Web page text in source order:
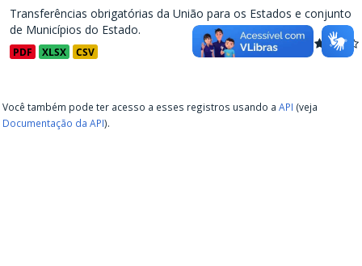
Transferências obrigatórias da União para os Estados e conjunto
de Municípios do Estado.
PDF XLSX CSV
Você também pode ter acesso a esses registros usando a API (veja
Documentação da API).